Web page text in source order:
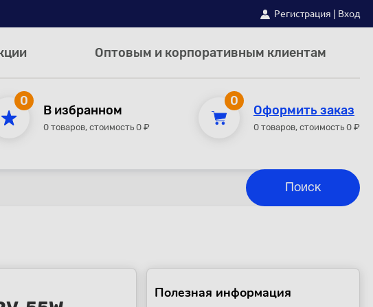
Регистрация Вход
Оптовым и корпоративным клиентам
0
В избранном
0 товаров, стоимость 0 ₽
0
Оформить заказ
0 товаров, стоимость 0 ₽
Полезная информация